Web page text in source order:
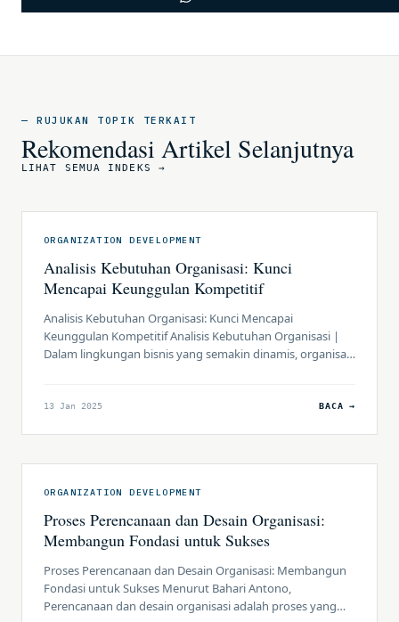
— RUJUKAN TOPIK TERKAIT
Rekomendasi Artikel Selanjutnya
LIHAT SEMUA INDEKS →
ORGANIZATION DEVELOPMENT
Analisis Kebutuhan Organisasi: Kunci
Mencapai Keunggulan Kompetitif
Analisis Kebutuhan Organisasi: Kunci Mencapai
Keunggulan Kompetitif Analisis Kebutuhan Organisasi |
Dalam lingkungan bisnis yang semakin dinamis, organisasi
Analisis kebutuhan organisasi menjadi alat strategis yang
akan mengupas metode analisis […]
13 Jan 2025 BACA →
ORGANIZATION DEVELOPMENT
Proses Perencanaan dan Desain Organisasi:
Membangun Fondasi untuk Sukses
Proses Perencanaan dan Desain Organisasi: Membangun
Fondasi untuk Sukses Menurut Bahari Antono,
Perencanaan dan desain organisasi adalah proses yang